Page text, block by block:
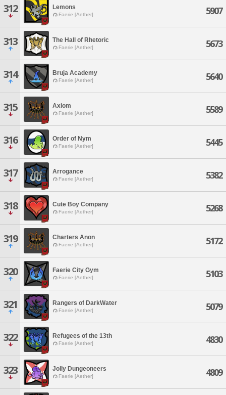
312 Lemons
Faerie [Aether] 5907
313 The Hall of Rhetoric
Faerie [Aether] 5673
314 Bruja Academy
Faerie [Aether] 5640
315 Axiom
Faerie [Aether] 5589
316 Order of Nym
Faerie [Aether] 5445
317 Arrogance
Faerie [Aether] 5382
318 Cute Boy Company
Faerie [Aether] 5268
319 Charters Anon
Faerie [Aether] 5172
320 Faerie City Gym
Faerie [Aether] 5103
321 Rangers of DarkWater
Faerie [Aether] 5079
322 Refugees of the 13th
Faerie [Aether] 4830
323 Jolly Dungeoneers
Faerie [Aether] 4809